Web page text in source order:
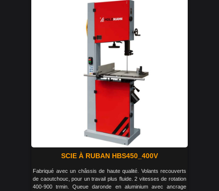
SCIE À RUBAN HBS450_400V
Fabriqué avec un châssis de haute qualité. Volants recouverts
de caoutchouc, pour un travail plus fluide. 2 vitesses de rotation
400-900 trmin. Queue daronde en aluminium avec ancrage